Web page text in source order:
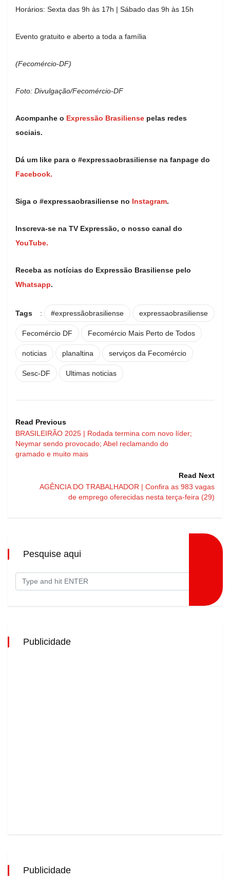
Horários: Sexta das 9h às 17h | Sábado das 9h às 15h
Evento gratuito e aberto a toda a família
(Fecomércio-DF)
Foto: Divulgação/Fecomércio-DF
Acompanhe o Expressão Brasiliense pelas redes
sociais.
Dá um like para o #expressaobrasiliense na fanpage do
Facebook.
Siga o #expressaobrasiliense no Instagram.
Inscreva-se na TV Expressão, o nosso canal do
YouTube.
Receba as notícias do Expressão Brasiliense pelo
Whatsapp.
Tags : #expressãobrasiliense expressaobrasiliense
Fecomércio DF Fecomércio Mais Perto de Todos
noticias planaltina serviços da Fecomércio
Sesc-DF Ultimas noticias
Read Previous
BRASILEIRÃO 2025 | Rodada termina com novo líder;
Neymar sendo provocado; Abel reclamando do
gramado e muito mais
Read Next
AGÊNCIA DO TRABALHADOR | Confira as 983 vagas
de emprego oferecidas nesta terça-feira (29)
Pesquise aqui
Publicidade
Publicidade